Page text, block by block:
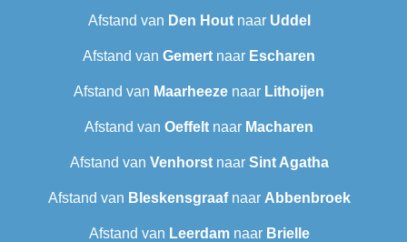
Afstand van Den Houtnaar Uddel
Afstand van Gemert naar Escharen
Afstand van Maarheeze naar Lithoijen
Afstand van Oeffelt naar Macharen
Afstand van Venhorstnaar Sint Agatha
Afstand van Bleskensgraafnaar Abbenbroek
Afstand van Leerdamnaar Brielle